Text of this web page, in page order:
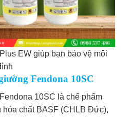
EW giúp bạn bảo vệ môi
Fendona 10SC
10SC là chế phẩm
hóa chất BASF (CHLB Đức),